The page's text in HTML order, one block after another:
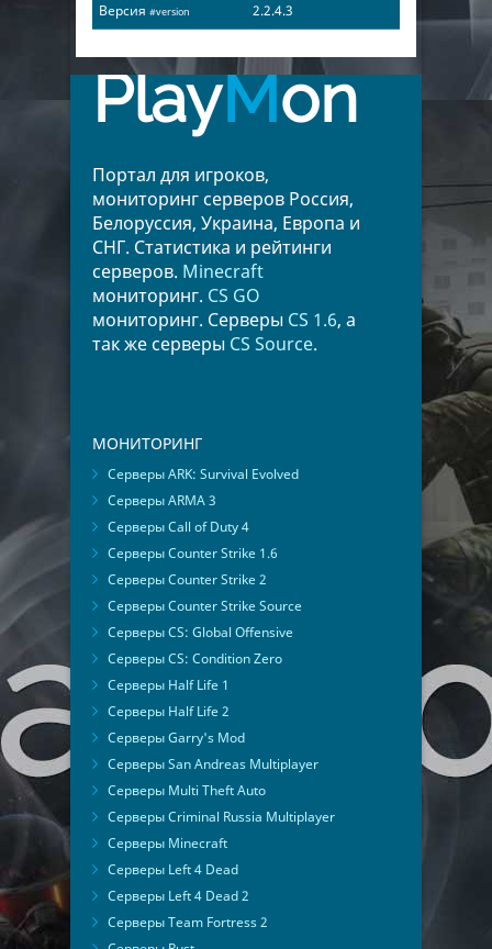
Версия #version 2.2.4.3
PlayMon
Портал для игроков,
мониторинг серверов Россия,
Белоруссия, Украина, Европа и
СНГ. Статистика и рейтинги
серверов. Minecraft
мониторинг. CS GO
мониторинг. Серверы CS 1.6, а
так же серверы CS Source.
МОНИТОРИНГ
Серверы ARK: Survival Evolved
Серверы ARMA 3
Серверы Call of Duty 4
Серверы Counter Strike 1.6
Серверы Counter Strike 2
Серверы Counter Strike Source
Серверы CS: Global Offensive
Серверы CS: Condition Zero
Серверы Half Life 1
Серверы Half Life 2
Серверы Garry's Mod
Серверы San Andreas Multiplayer
Серверы Multi Theft Auto
Серверы Criminal Russia Multiplayer
Серверы Minecraft
Серверы Left 4 Dead
Серверы Left 4 Dead 2
Серверы Team Fortress 2